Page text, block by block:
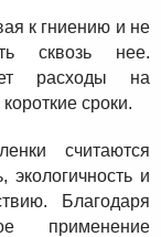
к гниению и не
сквозь нее.
расходы на
сроки.
считаются
экологичность и
Благодаря
применение